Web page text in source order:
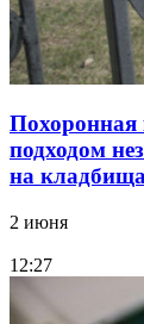
подходом
на
2 июня
12:27